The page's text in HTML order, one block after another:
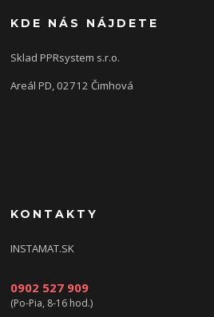
KDE NÁS NÁJDETE
Sklad PPRsystem s.r.o.
Areál PD, 02712 Čimhová
KONTAKTY
INSTAMAT.SK
0902 527 909
(Po-Pia, 8-16 hod.)